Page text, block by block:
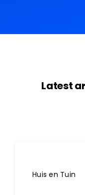
Latest
Huis en Tuin